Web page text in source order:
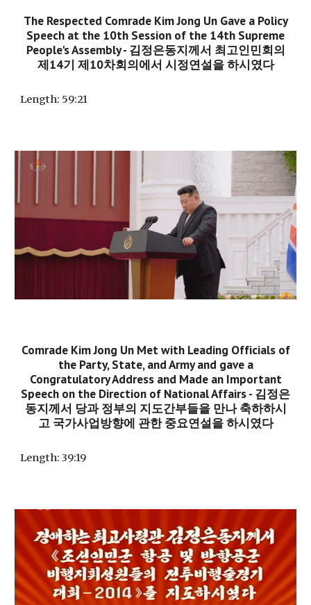
The Respected Comrade Kim Jong Un Gave a Policy
Speech at the 10th Session of the 14th Supreme
People's Assembly - 김정은동지께서 최고인민회의
제14기 제10차회의에서 시정연설을 하시였다
Length: 59:21
Comrade Kim Jong Un Met with Leading Officials of
the Party, State, and Army and gave a
Congratulatory Address and Made an Important
Speech on the Direction of National Affairs- 김정은
동지께서 당과 정부의 지도간부들을 만나 축하하시
고 국가사업방향에 관한 중요연설을 하시였다
Length:39:19